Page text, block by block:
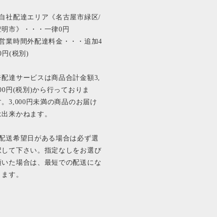
社配達エリア《名古屋市緑区/
明市》・・・一律0円
業時間外配達料金・・・追加4
円(税別)
達サービスは商品合計金額3,
円(税別)から行っておりま
。3,000円未満の商品のお届け
出来かねます。
送希望日がある場合は必ず選
して下さい。指定なしをお選び
いた場合は、最短での配送にな
す。